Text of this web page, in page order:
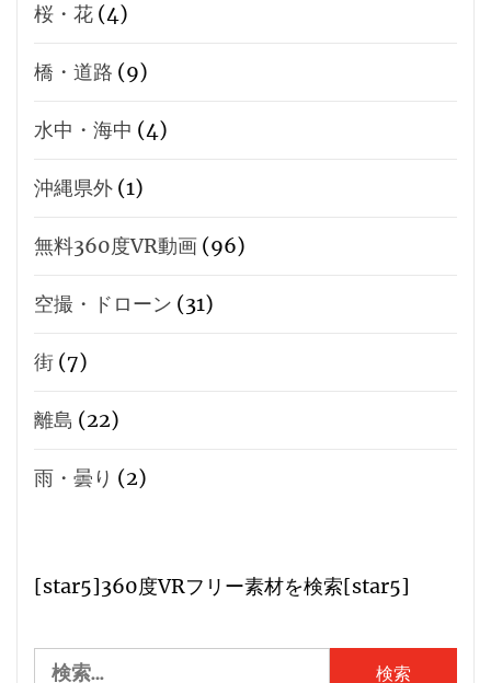
桜・花 (4)
橋・道路 (9)
水中・海中 (4)
沖縄県外 (1)
無料360度VR動画 (96)
空撮・ドローン (31)
街 (7)
離島 (22)
雨・曇り (2)
[star5]360度VRフリー素材を検索[star5]
検